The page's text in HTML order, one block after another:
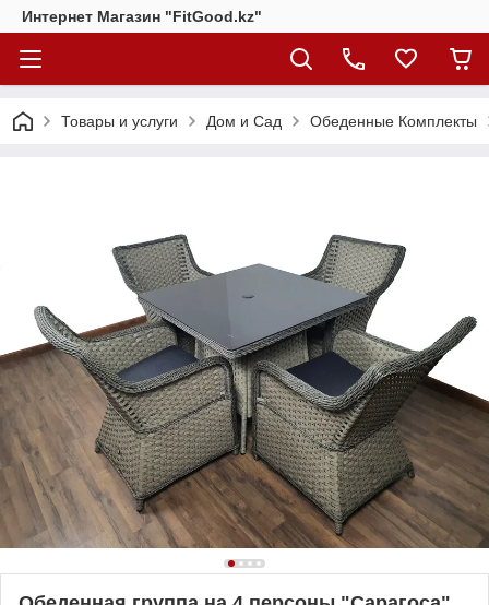
Интернет Магазин "FitGood.kz"
Товары и услуги Дом и Сад Обеденные Комплекты